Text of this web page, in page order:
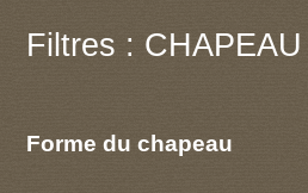
Filtres : CHAPEAU
Forme du chapeau